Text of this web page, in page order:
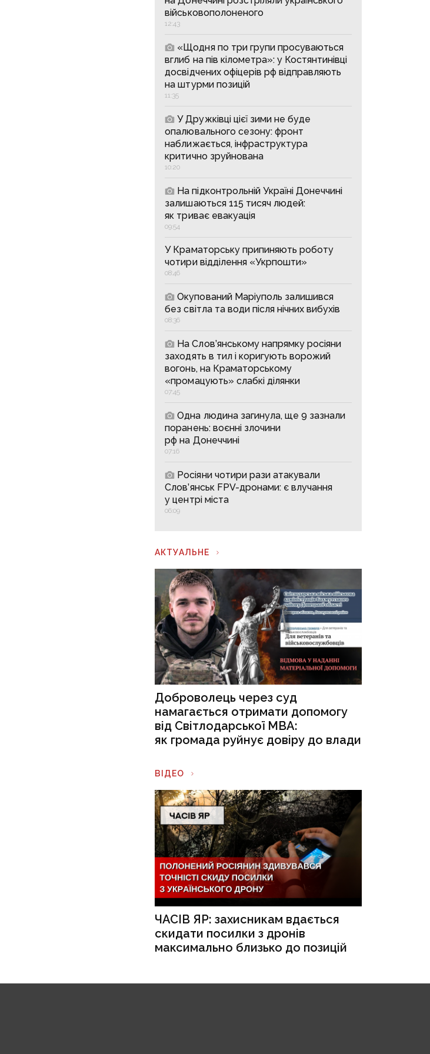
військовополоненого
12:43
«Щодня по три групи просуваються
вглиб на пів кілометра»: у Костянтинівці
досвідчених офіцерів рф відправляють
на штурми позицій
11:35
У Дружківці цієї зими не буде
опалювального сезону: фронт
наближається, інфраструктура
критично зруйнована
10:20
На підконтрольній Україні Донеччині
залишаються 115 тисяч людей:
як триває евакуація
09:54
У Краматорську припиняють роботу
чотири відділення «Укрпошти»
08:46
Окупований Маріуполь залишився
без світла та води після нічних вибухів
08:36
На Слов’янському напрямку росіяни
заходять в тил і коригують ворожий
вогонь, на Краматорському
«промацують» слабкі ділянки
07:45
Одна людина загинула, ще 9 зазнали
поранень: воєнні злочини
рф на Донеччині
07:16
Росіяни чотири рази атакували
Слов’янськ FPV-дронами: є влучання
у центрі міста
06:09
АКТУАЛЬНЕ
Доброволець через суд
намагається отримати допомогу
від Світлодарської МВА:
як громада руйнує довіру до влади
ВІДЕО
ЧАСІВ ЯР: захисникам вдається
скидати посилки з дронів
максимально близько до позицій